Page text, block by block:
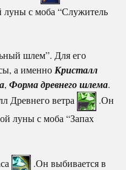
луны с моба “Служитель
шлем”. Для его
а именноКристалл
, Форма древнего шлема.
Древнего ветра
.Он
луны с моба “Запах
.Он выбивается в